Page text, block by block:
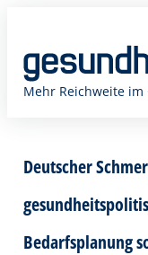
springen
Mehr Reichweite
Deutscher
Bedarfsplanung